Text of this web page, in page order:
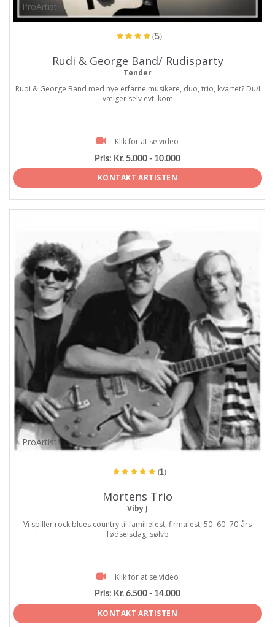
ProArtist
(5)
Rudi & George Band/ Rudisparty
Tønder
Rudi & George Band med nye erfarne musikere, duo, trio, kvartet? Du/I
vælger selv evt. kom
Klik for at se video
Pris: Kr. 5.000 - 10.000
KONTAKT ARTISTEN
ProArtist
(1)
Mortens Trio
Viby J
Vi spiller rock blues country til familiefest, firmafest, 50- 60- 70-års
fødselsdag, sølvb
Klik for at se video
Pris: Kr. 6.500 - 14.000
KONTAKT ARTISTEN